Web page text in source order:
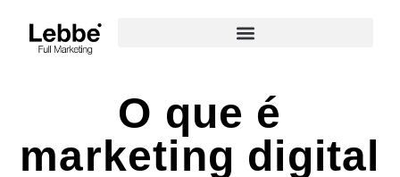
O que é
marketing digital